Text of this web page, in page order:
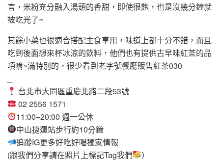
言，米粉充分融入湯頭的香甜，即使很飽，也是沒幾分鐘就
被吃光了~
其餘小菜也很適合搭配主食享用，味道上都十分不錯，而且
吃到後面想來杯冰涼的飲料，他們也有提供古早味紅茶的品
項唷~滿特別的，很少看到老字號餐廳販售紅茶030
台北市大同區重慶北路二段53號
02 2556 1571
11:00–20:00 週一公休
中山捷運站步行約10分鐘
追蹤IG更多好吃好喝獨家情報
(跟我們分享請在照片上標記Tag我們
）